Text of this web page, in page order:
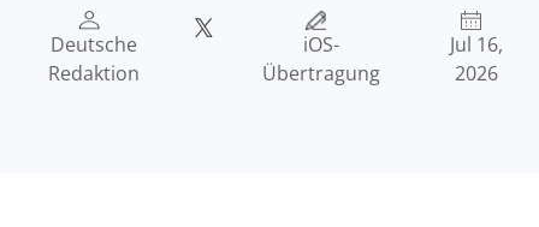
Deutsche
Redaktion
iOS-
Übertragung
Jul 16,
2026